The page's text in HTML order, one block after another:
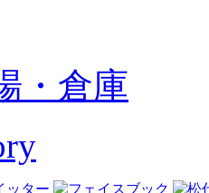
・倉庫